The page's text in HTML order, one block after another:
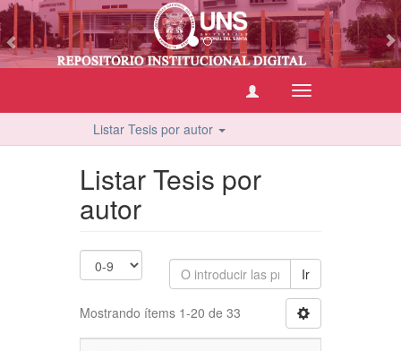
Cambiar
navegación
Listar Tesis por autor
Listar Tesis por
autor
Ir
Mostrando ítems 1-20 de 33